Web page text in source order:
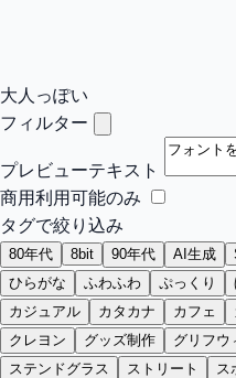
大人っぽい
フィルター
プレビューテキスト
商用利用可能のみ
タグで絞り込み
80年代 8bit 90年代 AI生成
ひらがな
ふわふわ ぷっくり
カジュアル
カタカナ カフェ
クレヨン
グッズ制作 グリフウ
ステンドグラス
ストリート ス